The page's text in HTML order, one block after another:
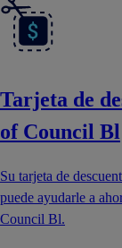
Tarjeta de
of Council Bl
Su tarjeta de
puede ayudarle a
Council Bl.